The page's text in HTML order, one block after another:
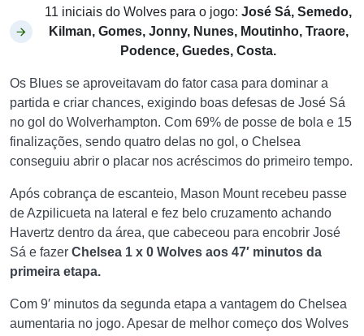
11 iniciais do Wolves para o jogo: José Sá, Semedo,
Kilman, Gomes, Jonny, Nunes, Moutinho, Traore,
Podence, Guedes, Costa.
Os Blues se aproveitavam do fator casa para dominar a
partida e criar chances, exigindo boas defesas de José Sá
no gol do Wolverhampton. Com 69% de posse de bola e 15
finalizações, sendo quatro delas no gol, o Chelsea
conseguiu abrir o placar nos acréscimos do primeiro tempo.
Após cobrança de escanteio, Mason Mount recebeu passe
de Azpilicueta na lateral e fez belo cruzamento achando
Havertz dentro da área, que cabeceou para encobrir José
Sá e fazer Chelsea 1 x 0 Wolves aos 47′ minutos da
primeira etapa.
Com 9′ minutos da segunda etapa a vantagem do Chelsea
aumentaria no jogo. Apesar de melhor começo dos Wolves